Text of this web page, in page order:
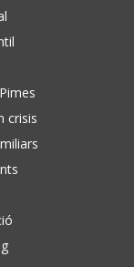
crisis